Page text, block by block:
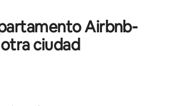
Airbnb-
ciudad